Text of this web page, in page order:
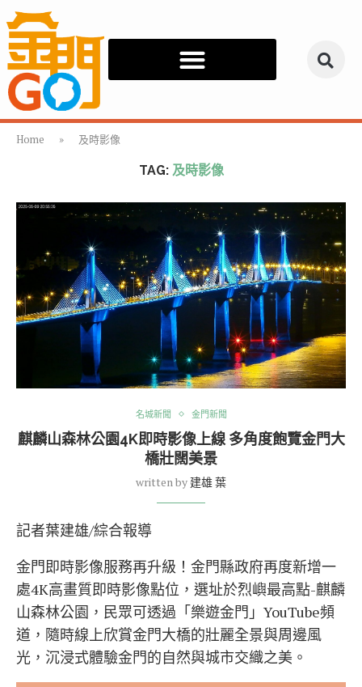
Home » 及時影像
TAG: 及時影像
名城新聞 金門新聞
麒麟山森林公園4K即時影像上線 多角度飽覽金門大
橋壯闊美景
written by 建雄 葉
記者葉建雄/綜合報導
金門即時影像服務再升級！金門縣政府再度新增一
處4K高畫質即時影像點位，選址於烈嶼最高點-麒麟
山森林公園，民眾可透過「樂遊金門」YouTube頻
道，隨時線上欣賞金門大橋的壯麗全景與周邊風
光，沉浸式體驗金門的自然與城市交織之美。